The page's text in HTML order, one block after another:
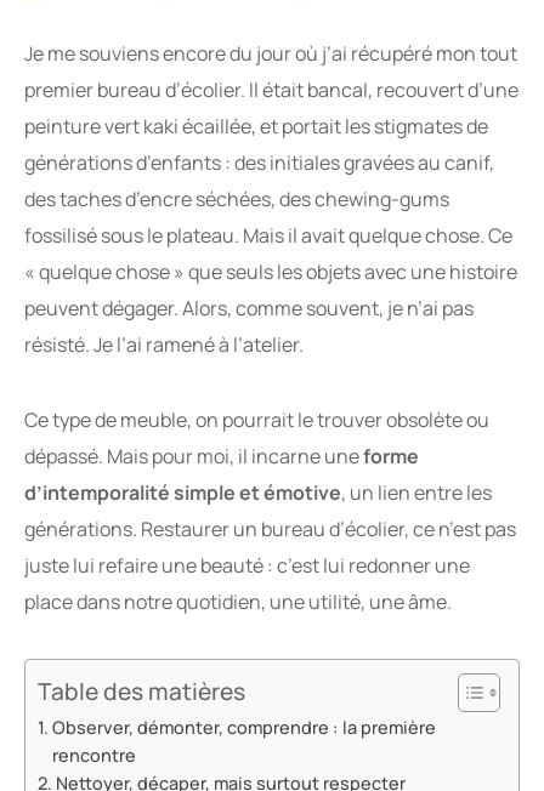
Je me souviens encore du jour où j’ai récupéré mon tout
premier bureau d’écolier. Il était bancal, recouvert d’une
peinture vert kaki écaillée, et portait les stigmates de
générations d’enfants : des initiales gravées au canif,
des taches d’encre séchées, des chewing-gums
fossilisé sous le plateau. Mais il avait quelque chose. Ce
« quelque chose » que seuls les objets avec une histoire
peuvent dégager. Alors, comme souvent, je n’ai pas
résisté. Je l’ai ramené à l’atelier.
Ce type de meuble, on pourrait le trouver obsolète ou
dépassé. Mais pour moi, il incarne uneforme
d’intemporalité simple et émotive, un lien entre les
générations. Restaurer un bureau d’écolier, ce n’est pas
juste lui refaire une beauté : c’est lui redonner une
place dans notre quotidien, une utilité, une âme.
Table des matières
Observer, démonter, comprendre : la première
rencontre
Nettoyer, décaper, mais surtout respecter